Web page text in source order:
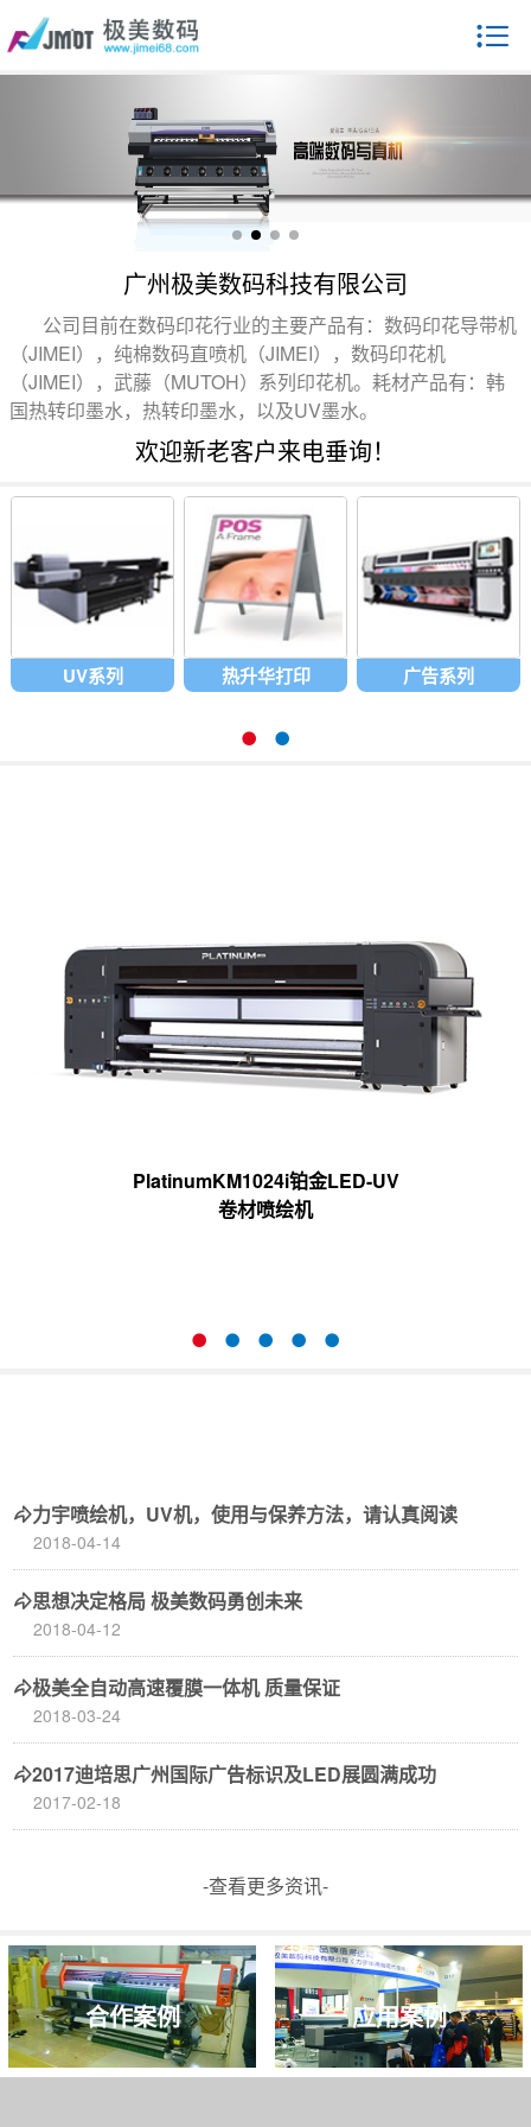
广州极美数码科技有限公司
公司目前在数码印花行业的主要产品有：数码印花导带机
（JIMEI），纯棉数码直喷机（JIMEI），数码印花机
（JIMEI），武藤（MUTOH）系列印花机。耗材产品有：韩
国热转印墨水，热转印墨水，以及UV墨水。
欢迎新老客户来电垂询！
UV系列 热升华打印 广告系列
PlatinumKM1024i铂金LED-UV
卷材喷绘机
力宇喷绘机，UV机，使用与保养方法，请认真阅读
2018-04-14
思想决定格局 极美数码勇创未来
2018-04-12
极美全自动高速覆膜一体机 质量保证
2018-03-24
2017迪培思广州国际广告标识及LED展圆满成功
2017-02-18
-查看更多资讯-
合作案例 应用案例